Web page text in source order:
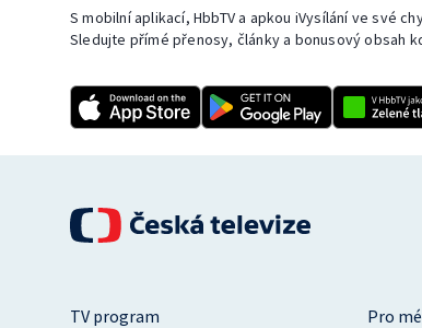
S mobilní aplikací, HbbTV a apkou iVysílání ve své
Sledujte přímé přenosy, články a bonusový obsah
TV program
Pro